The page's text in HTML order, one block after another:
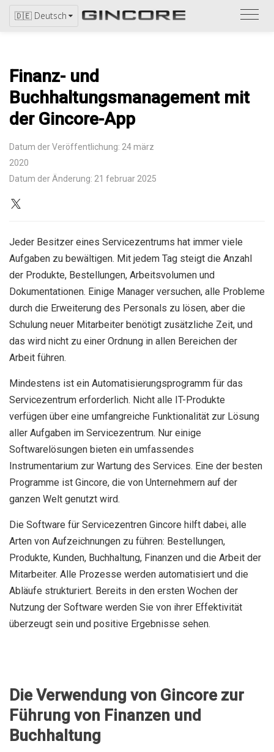
🇩🇪 Deutsch
Bitte
den
Finanz- und
Buchhaltungsmanagement mit
der Gincore-App
Datum der Veröffentlichung: 24 märz
2020
Datum der Änderung: 21 februar 2025
Jeder Besitzer eines Servicezentrums hat immer viele
Aufgaben zu bewältigen. Mit jedem Tag steigt die Anzahl
der Produkte, Bestellungen, Arbeitsvolumen und
Dokumentationen. Einige Manager versuchen, alle Probleme
durch die Erweiterung des Personals zu lösen, aber die
Schulung neuer Mitarbeiter benötigt zusätzliche Zeit, und
das wird nicht zu einer Ordnung in allen Bereichen der
Arbeit führen.
Mindestens ist ein Automatisierungsprogramm für das
Servicezentrum erforderlich. Nicht alle IT-Produkte
verfügen über eine umfangreiche Funktionalität zur Lösung
aller Aufgaben im Servicezentrum. Nur einige
Softwarelösungen bieten ein umfassendes
Instrumentarium zur Wartung des Services. Eine der besten
Programme ist Gincore, die von Unternehmern auf der
ganzen Welt genutzt wird.
Die Software für Servicezentren Gincore hilft dabei, alle
Arten von Aufzeichnungen zu führen: Bestellungen,
Produkte, Kunden, Buchhaltung, Finanzen und die Arbeit der
Mitarbeiter. Alle Prozesse werden automatisiert und die
Abläufe strukturiert. Bereits in den ersten Wochen der
Nutzung der Software werden Sie von ihrer Effektivität
überzeugt sein und positive Ergebnisse sehen.
Die Verwendung von Gincore zur
Führung von Finanzen und
Buchhaltung